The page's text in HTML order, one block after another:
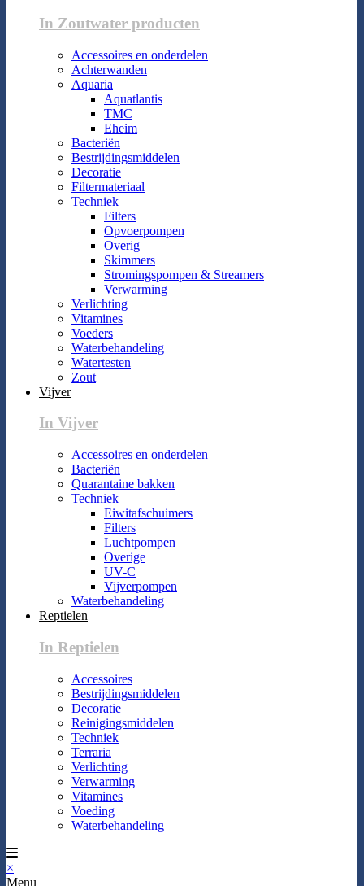
In Zoutwater producten
Accessoires en onderdelen
Achterwanden
Aquaria
Aquatlantis
TMC
Eheim
Bacteriën
Bestrijdingsmiddelen
Decoratie
Filtermateriaal
Techniek
Filters
Opvoerpompen
Overig
Skimmers
Stromingspompen & Streamers
Verwarming
Verlichting
Vitamines
Voeders
Waterbehandeling
Watertesten
Zout
Vijver
In Vijver
Accessoires en onderdelen
Bacteriën
Quarantaine bakken
Techniek
Eiwitafschuimers
Filters
Luchtpompen
Overige
UV-C
Vijverpompen
Waterbehandeling
Reptielen
In Reptielen
Accessoires
Bestrijdingsmiddelen
Decoratie
Reinigingsmiddelen
Techniek
Terraria
Verlichting
Verwarming
Vitamines
Voeding
Waterbehandeling
×
Menu